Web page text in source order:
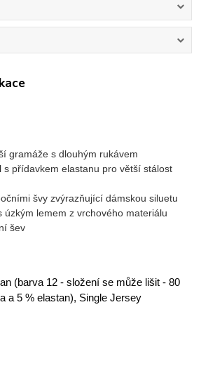
gramáže s dlouhým rukávem
s přídavkem elastanu pro větší stálost
švy zvýrazňující dámskou siluetu
úzkým lemem z vrchového materiálu
šev
(barva 12 - složení se může lišit - 80
a 5 % elastan), Single Jersey